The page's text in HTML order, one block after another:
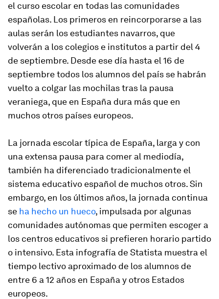
el curso escolar en todas las comunidades
españolas. Los primeros en reincorporarse a las
aulas serán los estudiantes navarros, que
volverán a los colegios e institutos a partir del 4
de septiembre. Desde ese día hasta el 16 de
septiembre todos los alumnos del país se habrán
vuelto a colgar las mochilas tras la pausa
veraniega, que en España dura más que en
muchos otros países europeos.
La jornada escolar típica de España, larga y con
una extensa pausa para comer al mediodía,
también ha diferenciado tradicionalmente el
sistema educativo español de muchos otros. Sin
embargo, en los últimos años, la jornada continua
se ha hecho un hueco, impulsada por algunas
comunidades autónomas que permiten escoger a
los centros educativos si prefieren horario partido
o intensivo. Esta infografía de Statista muestra el
tiempo lectivo aproximado de los alumnos de
entre 6 a 12 años en España y otros Estados
europeos.